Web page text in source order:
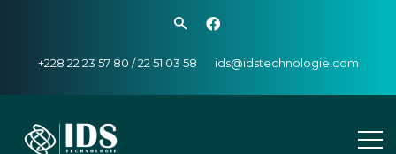
+228 22 23 57 80 / 22 51 03 58 ids@idstechnologie.com